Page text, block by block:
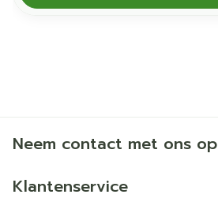
Neem contact met ons op
Klantenservice